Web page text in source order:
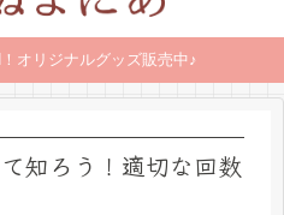
オリジナルグッズ販売中♪
知ろう！適切な回数